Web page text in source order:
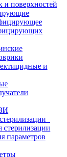
и поверхностей
и
параметров